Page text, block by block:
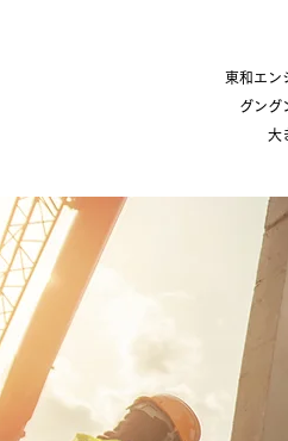
東和エン
グング
大